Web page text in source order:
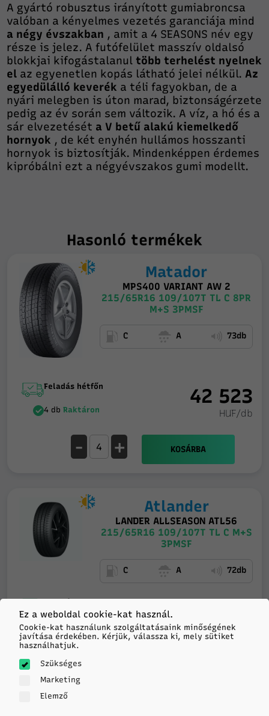
A gyártó robusztus irányított gumiabroncsa
valóban a kényelmes vezetés garanciája mind
a négy évszakban , amit a 4 SEASONS név egy
része is jelez. A futófelület masszív oldalsó
blokkjai kifogástalanul több terhelést nyelnek
el az egyenetlen kopás látható jelei nélkül. Az
egyedülálló keverék a téli fagyokban, de a
nyári melegben is úton marad, biztonságérzete
pedig az év során sem változik. A víz, a hó és a
sár elvezetését a V betű alakú kiemelkedő
hornyok , de két enyhén hullámos hosszanti
hornyok is biztosítják. Mindenképpen érdemes
kipróbálni ezt a négyévszakos gumi modellt.
Hasonló termékek
Matador
MPS400 VARIANT AW 2
215/65R16 109/107T TL C 8PR
M+S 3PMSF
C A 73db
Feladás hétfőn
4 dbRaktáron
42 523
HUF/db
- + KOSÁRBA
Atlander
LANDER ALLSEASON ATL56
215/65R16 109/107T TL C M+S
3PMSF
C A 72db
munkanapon belül
20+ daraba
szállítónál
HUF/db
-
Ez a weboldal cookie-kat használ.
Cookie-kat használunk szolgáltatásaink minőségének
javítása érdekében. Kérjük, válassza ki, mely sütiket
használhatjuk.
Szükséges
Marketing
Elemző